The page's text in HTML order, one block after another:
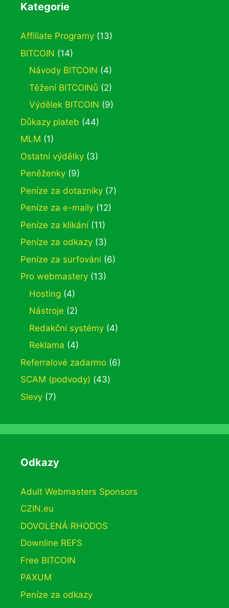
Kategorie
Affiliate Programy (13)
BITCOIN (14)
Návody BITCOIN (4)
Těžení BITCOINů (2)
Výdělek BITCOIN (9)
Důkazy plateb (44)
MLM (1)
Ostatní výdělky (3)
Peněženky (9)
Peníze za dotazníky (7)
Peníze za e-maily (12)
Peníze za klikání(11)
Peníze za odkazy (3)
Peníze za surfování(6)
Pro webmastery (13)
Hosting (4)
Nástroje (2)
Redakční systémy (4)
Reklama (4)
Referralové zadarmo (6)
SCAM (podvody) (43)
Slevy (7)
Odkazy
Adult Webmasters Sponsors
CZIN.eu
DOVOLENÁ RHODOS
Downline REFS
Free BITCOIN
PAXUM
Peníze za odkazy